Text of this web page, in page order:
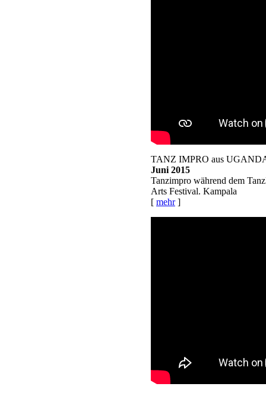
TANZ IMPRO aus
Juni 2015
Tanzimpro während dem
Arts Festival. Kampala
[ mehr]